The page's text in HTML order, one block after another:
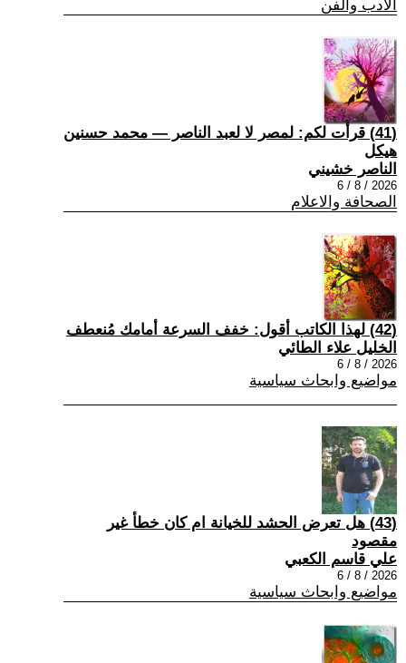
الادب والفن
(41) قرأت لكم: لمصر لا لعبد الناصر — محمد حسنين
هيكل
الناصر خشيني
2026 / 8 / 6
الصحافة والاعلام
(42) لهذا الكاتب أقول: خفف السرعة أمامك مُنعطف
الخليل علاء الطائي
2026 / 8 / 6
مواضيع وابحاث سياسية
(43) هل تعرض الحشد للخيانة ام كان خطأ غير
مقصود
علي قاسم الكعبي
2026 / 8 / 6
مواضيع وابحاث سياسية